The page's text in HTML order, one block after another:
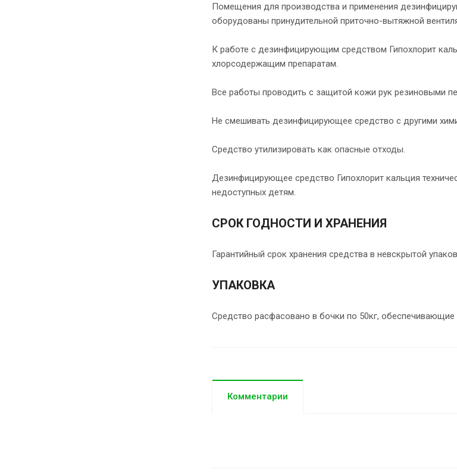
Помещения для производства и применения
оборудованы принудительной приточно-вытяжной
К работе с дезинфицирующим средством Гипохлорит
хлорсодержащим препаратам.
Все работы проводить с защитой кожи рук резиновыми
Не смешивать дезинфицирующее средство с другими
Средство утилизировать как опасные отходы.
Дезинфицирующее средство Гипохлорит кальция
недоступных детям.
СРОК ГОДНОСТИ И ХРАНЕНИЯ
Гарантийный срок хранения средства в невскрытой
УПАКОВКА
Средство расфасовано в бочки по 50кг, обеспечивающие
Комментарии